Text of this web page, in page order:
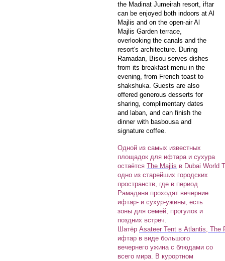
the Madinat Jumeirah resort, iftar
can be enjoyed both indoors at Al
Majlis and on the open-air Al
Majlis Garden terrace,
overlooking the canals and the
resort's architecture. During
Ramadan, Bisou serves dishes
from its breakfast menu in the
evening, from French toast to
shakshuka. Guests are also
offered generous desserts for
sharing, complimentary dates
and laban, and can finish the
dinner with basbousa and
signature coffee.
Одной из самых известных
площадок для ифтара и сухура
остаётся The Majlis в Dubai World
одно из старейших городских
пространств, где в период
Рамадана проходят вечерние
ифтар- и сухур-ужины, есть
зоны для семей, прогулок и
поздних встреч.
Шатёр Asateer Tent в Atlantis, The
ифтар в виде большого
вечернего ужина с блюдами со
всего мира. В курортном